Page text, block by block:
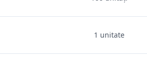
1 unitate